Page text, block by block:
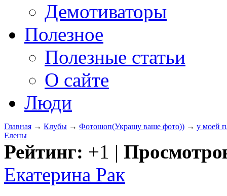
Демотиваторы
Полезное
Полезные статьи
О сайте
Люди
Главная → Клубы → Фотошоп(Украшу ваше фото)) → у моей
Елены
Рейтинг: +1 |
Екатерина Рак